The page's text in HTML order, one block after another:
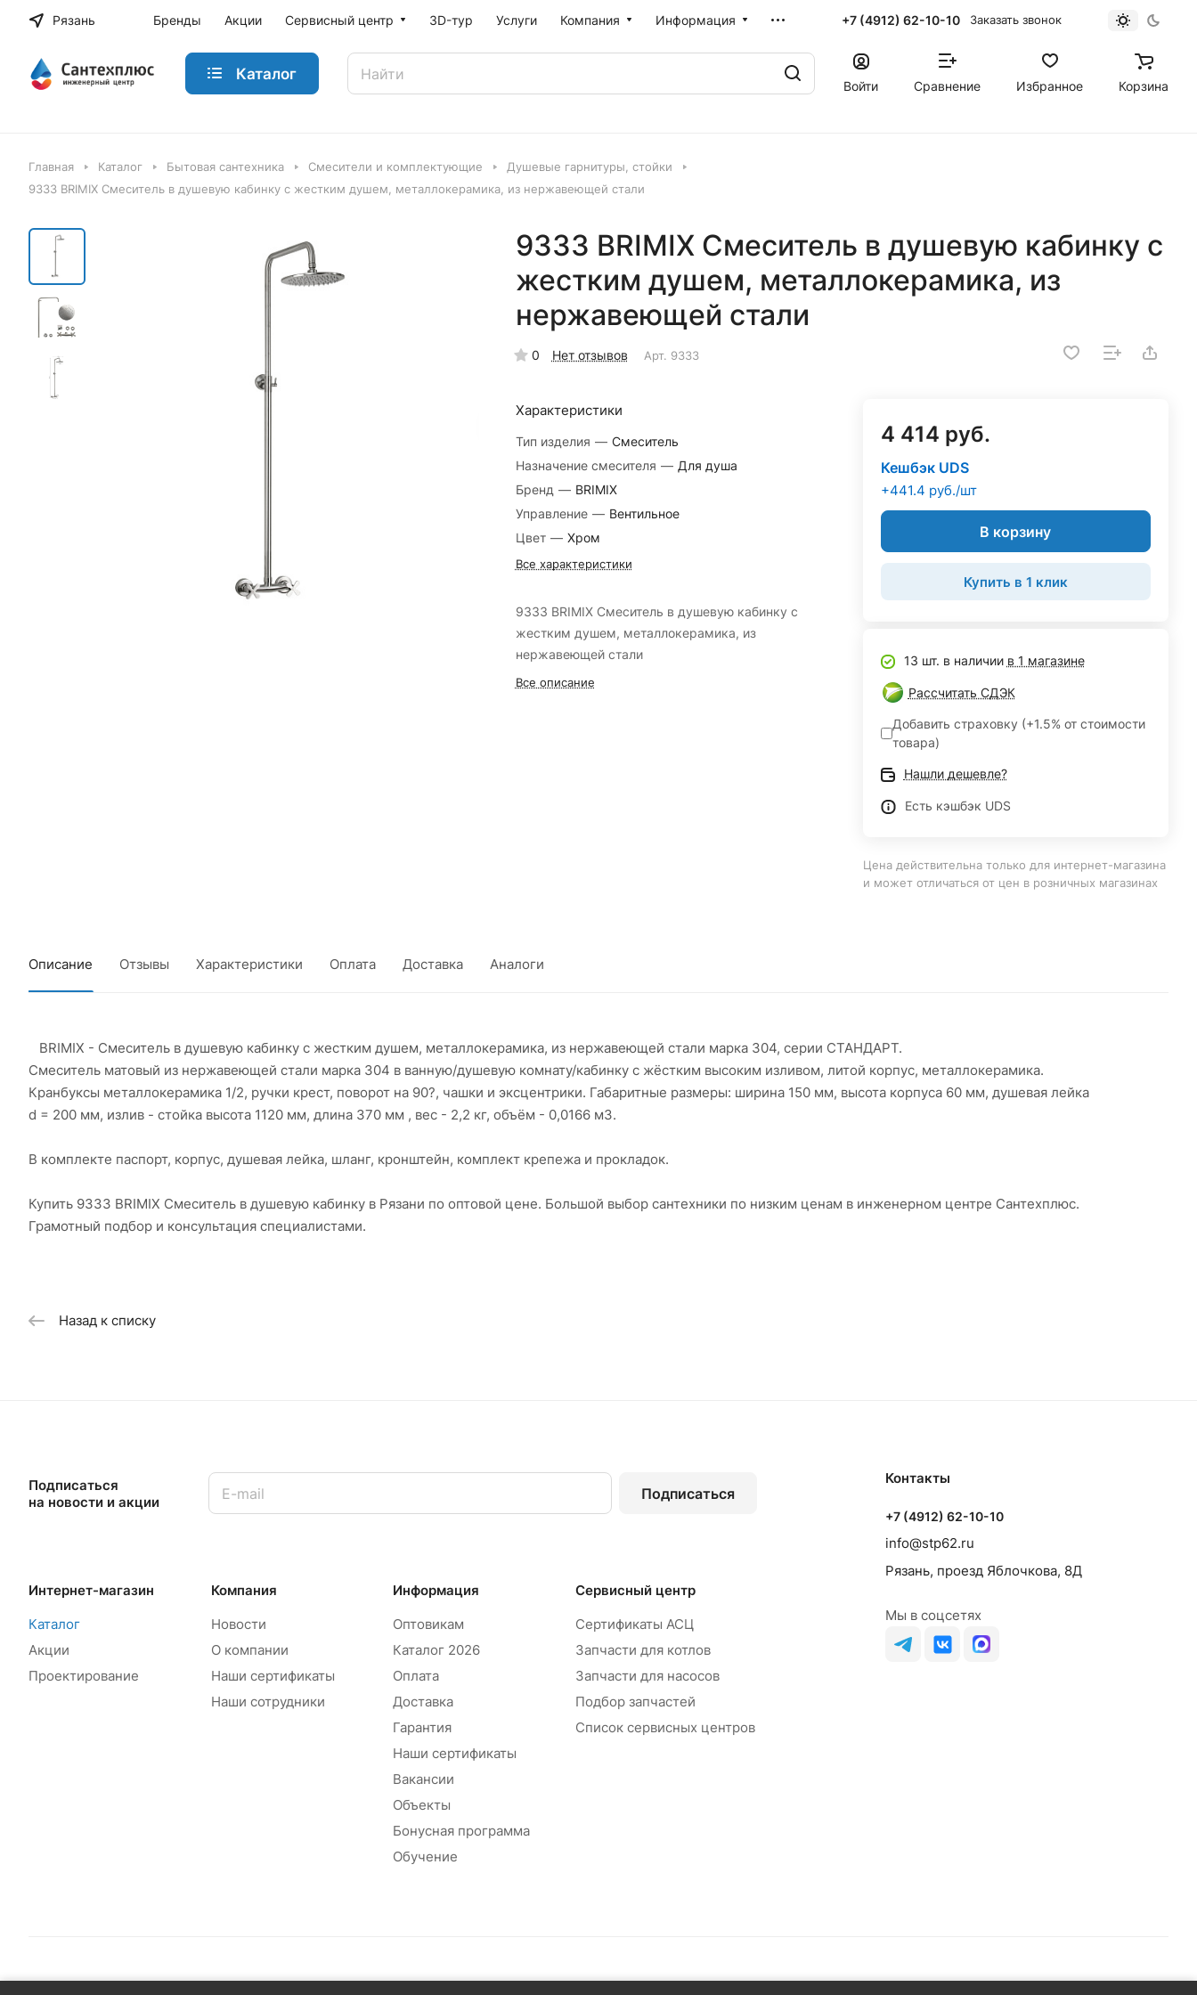
Рязань Бренды Акции Сервисный центр 3D-тур Услуги Компания Информация +7 (4912) 62-10-10 Заказать звонок
Каталог
Войти Сравнение Избранное Корзина
Главная Каталог Бытовая сантехника Смесители и комплектующие
Душевые гарнитуры, стойки
9333 BRIMIX Смеситель в душевую кабинку c жестким душем, металлокерамика, из нержавеющей стали
9333 BRIMIX Смеситель в душевую кабинку c
жестким душем, металлокерамика, из
нержавеющей стали
0 Нет отзывов Арт. 9333
Характеристики
Тип изделия — Смеситель
Назначение смесителя — Для душа
Бренд — BRIMIX
Управление — Вентильное
Цвет — Хром
Все характеристики
9333 BRIMIX Смеситель в душевую кабинку c
жестким душем, металлокерамика, из
нержавеющей стали
Все описание
4 414 руб.
Кешбэк UDS
+441.4 руб./шт
В корзину
Купить в 1 клик
13 шт. в наличии в 1 магазине
Рассчитать СДЭК
Добавить страховку (+1.5% от стоимости
товара)
Нашли дешевле?
Есть кэшбэк UDS
Цена действительна только для интернет-магазина
и может отличаться от цен в розничных магазинах
Описание Отзывы Характеристики Оплата Доставка Аналоги
BRIMIX - Смеситель в душевую кабинку c жестким душем, металлокерамика, из нержавеющей стали марка 304, серии СТАНДАРТ.
Смеситель матовый из нержавеющей стали марка 304 в ванную/душевую комнату/кабинку с жёстким высоким изливом, литой корпус, металлокерамика.
Кранбуксы металлокерамика 1/2, ручки крест, поворот на 90?, чашки и эксцентрики. Габаритные размеры: ширина 150 мм, высота корпуса 60 мм, душевая лейка
d = 200 мм, излив - стойка высота 1120 мм, длина 370 мм , вес - 2,2 кг, объём - 0,0166 м3.
В комплекте паспорт, корпус, душевая лейка, шланг, кронштейн, комплект крепежа и прокладок.
Купить 9333 BRIMIX Смеситель в душевую кабинку в Рязани по оптовой цене. Большой выбор сантехники по низким ценам в инженерном центре Сантехплюс.
Грамотный подбор и консультация специалистами.
Назад к списку
Подписаться
на новости и акции
Подписаться
Интернет-магазин
Каталог
Акции
Проектирование
Компания
Новости
О компании
Наши сертификаты
Наши сотрудники
Информация
Оптовикам
Каталог 2026
Оплата
Доставка
Гарантия
Наши сертификаты
Вакансии
Объекты
Бонусная программа
Обучение
Сервисный центр
Сертификаты АСЦ
Запчасти для котлов
Запчасти для насосов
Подбор запчастей
Список сервисных центров
Контакты
+7 (4912) 62-10-10
info@stp62.ru
Рязань, проезд Яблочкова, 8Д
Мы в соцсетях
© 2026 Сантехплюс: Интернет-магазин отопления, водоснабжения